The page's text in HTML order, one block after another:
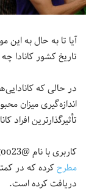
آیا تا به حال به این
تاریخ کشور کانادا
در حالی که
تأثیرگذارترین افراد
کاربری با نام @mattmagoo23 روز چهارشنبه در Reddit سوالی را
مطرح
دریافت کرده است.